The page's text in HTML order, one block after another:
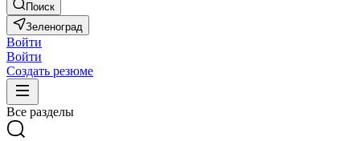
Поиск
Зеленоград
Войти
Войти
Создать резюме
Все разделы